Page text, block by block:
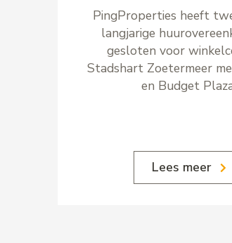
PingProperties heeft
langjarige
gesloten voor
Stadshart Zoetermeer
en Budget
Lees meer